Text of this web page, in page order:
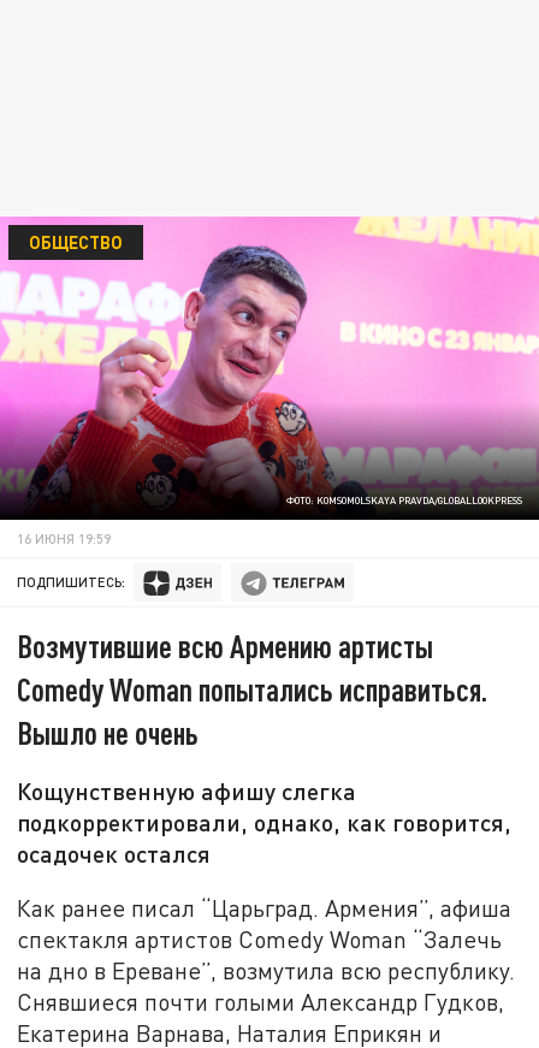
ФОТО: KOMSOMOLSKAYA PRAVDA/GLOBALLOOKPRESS
ОБЩЕСТВО
16 ИЮНЯ 19:59
ПОДПИШИТЕСЬ:
Возмутившие всю Армению артисты
Comedy Woman попытались исправиться.
Вышло не очень
Кощунственную афишу слегка
подкорректировали, однако, как говорится,
осадочек остался
Как ранее писал “Царьград. Армения”, афиша
спектакля артистов Comedy Woman “Залечь
на дно в Ереване”, возмутила всю республику.
Снявшиеся почти голыми Александр Гудков,
Екатерина Варнава, Наталия Еприкян и